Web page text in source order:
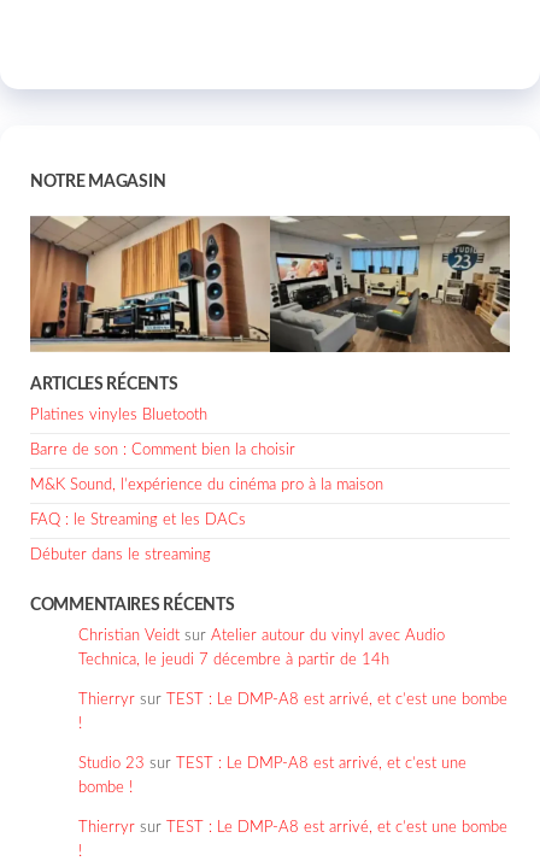
NOTRE MAGASIN
ARTICLES RÉCENTS
Platines vinyles Bluetooth
Barre de son : Comment bien la choisir
M&K Sound, l’expérience du cinéma pro à la maison
FAQ : le Streaming et les DACs
Débuter dans le streaming
COMMENTAIRES RÉCENTS
Christian Veidt sur Atelier autour du vinyl avec Audio
Technica, le jeudi 7 décembre à partir de 14h
Thierryr sur
TEST : Le DMP-A8 est arrivé, et c’est une bombe
!
Studio 23 sur
TEST : Le DMP-A8 est arrivé, et c’est une
bombe !
Thierryr sur
TEST : Le DMP-A8 est arrivé, et c’est une bombe
!